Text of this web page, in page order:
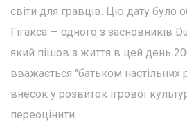
світи для гравців. Цю дату було
Гігакса — одного з засновників
який пішов з життя в цей день
вважається "батьком настільних
внесок у розвиток ігрової
переоцінити.